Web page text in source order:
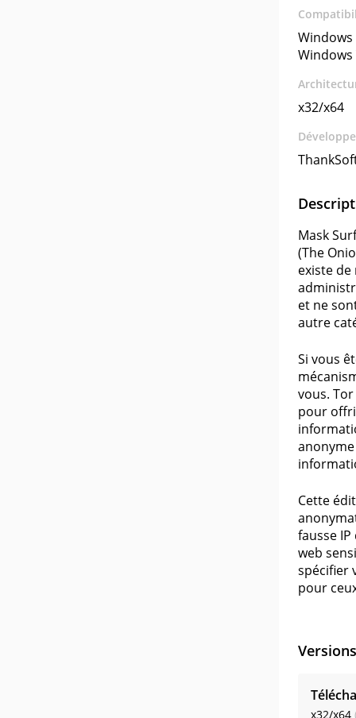
Windows
Windows
x32/x64
Mask
(The
existe
et ne
autre
Si vous
vous.
pour
Cette
fausse
web
spécifier
pour
Versions
x32/x64